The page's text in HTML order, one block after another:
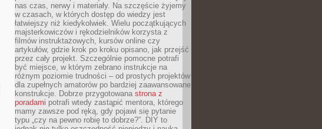
nas czas, nerwy i materiały. Na szczęście żyjemy
w czasach, w których dostęp do wiedzy jest
łatwiejszy niż kiedykolwiek. Wielu początkujących
majsterkowiczów i rękodzielników korzysta z
filmów instruktażowych, kursów online czy
artykułów, gdzie krok po kroku opisano, jak przejść
przez cały projekt. Szczególnie pomocne potrafi
być miejsce, w którym zebrano instrukcje na
różnym poziomie trudności – od prostych projektów
dla zupełnych amatorów po bardziej zaawansowane
konstrukcje. Dobrze przygotowana strona z
poradami potrafi wtedy zastąpić mentora, którego
mamy zawsze pod ręką, gdy pojawi się pytanie
typu „czy na pewno robię to dobrze?”. DIY to